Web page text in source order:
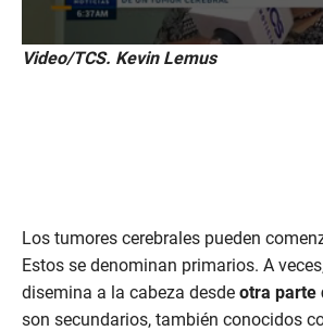
Video/TCS. Kevin Lemus
Los tumores cerebrales pueden
Estos se denominan primarios. A
disemina a la cabeza desde otra parte
son secundarios, también conocidos